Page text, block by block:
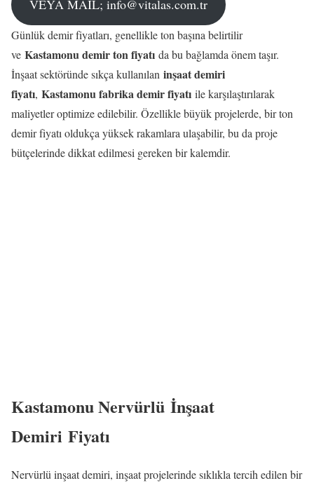
VEYA MAİL; info@vitalas.com.tr
Günlük demir fiyatları, genellikle ton başına belirtilir
ve Kastamonu demir ton fiyatı da bu bağlamda önem taşır.
İnşaat sektöründe sıkça kullanılan inşaat demiri
fiyatı, Kastamonu fabrika demir fiyatı ile karşılaştırılarak
maliyetler optimize edilebilir. Özellikle büyük projelerde, bir ton
demir fiyatı oldukça yüksek rakamlara ulaşabilir, bu da proje
bütçelerinde dikkat edilmesi gereken bir kalemdir.
Kastamonu Nervürlü İnşaat
Demiri Fiyatı
Nervürlü inşaat demiri, inşaat projelerinde sıklıkla tercih edilen bir